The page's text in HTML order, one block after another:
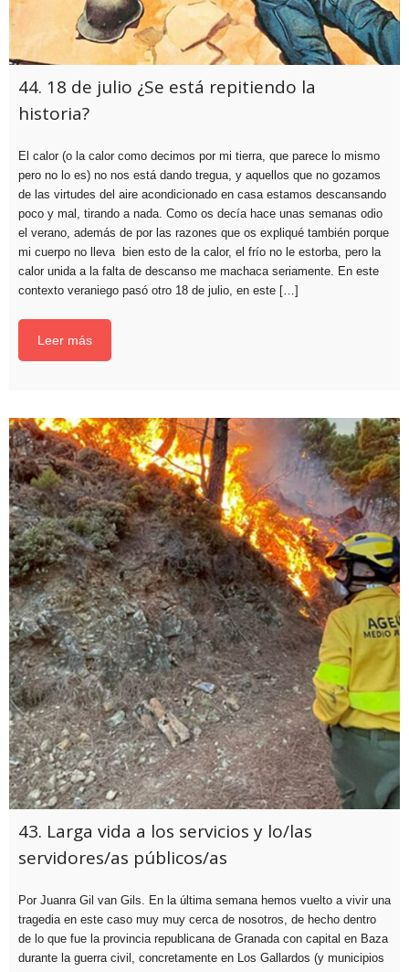
44. 18 de julio ¿Se está repitiendo la
historia?
El calor (o la calor como decimos por mi tierra, que parece lo mismo
pero no lo es) no nos está dando tregua, y aquellos que no gozamos
de las virtudes del aire acondicionado en casa estamos descansando
poco y mal, tirando a nada. Como os decía hace unas semanas odio
el verano, además de por las razones que os expliqué también porque
mi cuerpo no lleva bien esto de la calor, el frío no le estorba, pero la
calor unida a la falta de descanso me machaca seriamente. En este
contexto veraniego pasó otro 18 de julio, en este […]
Leer más
43. Larga vida a los servicios y lo/las
servidores/as públicos/as
Por Juanra Gil van Gils. En la última semana hemos vuelto a vivir una
tragedia en este caso muy muy cerca de nosotros, de hecho dentro
de lo que fue la provincia republicana de Granada con capital en Baza
durante la guerra civil, concretamente en Los Gallardos (y municipios